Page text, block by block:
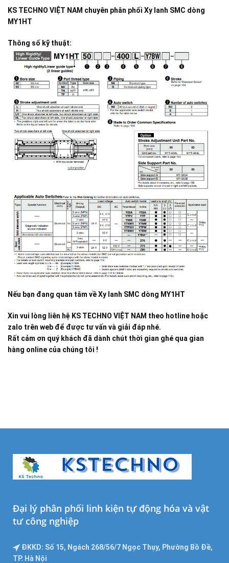
KS TECHNO VIỆT NAM chuyên phân phối Xy lanh SMC dòng
MY1HT
Thông số kỹ thuật:
Nếu bạn đang quan tâm vềXy lanh SMC dòng MY1HT
Xin vui lòng liên hệ KS TECHNO VIỆT NAM theo hotline hoặc
zalo trên web để được tư vấn và giải đáp nhé.
Rất cảm ơn quý khách đã dành chút thời gian ghé qua gian
hàng online của chúng tôi !
Đại lý phân phối linh kiện tự động hóa và vật
tư công nghiệp
ĐKKD: Số 15, Ngách 268/56/7 Ngọc Thụy, Phường Bồ Đề,
TP. Hà Nội